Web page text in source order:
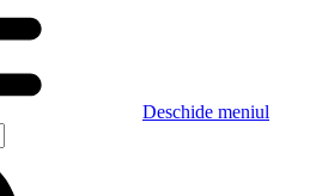
Deschide meniul